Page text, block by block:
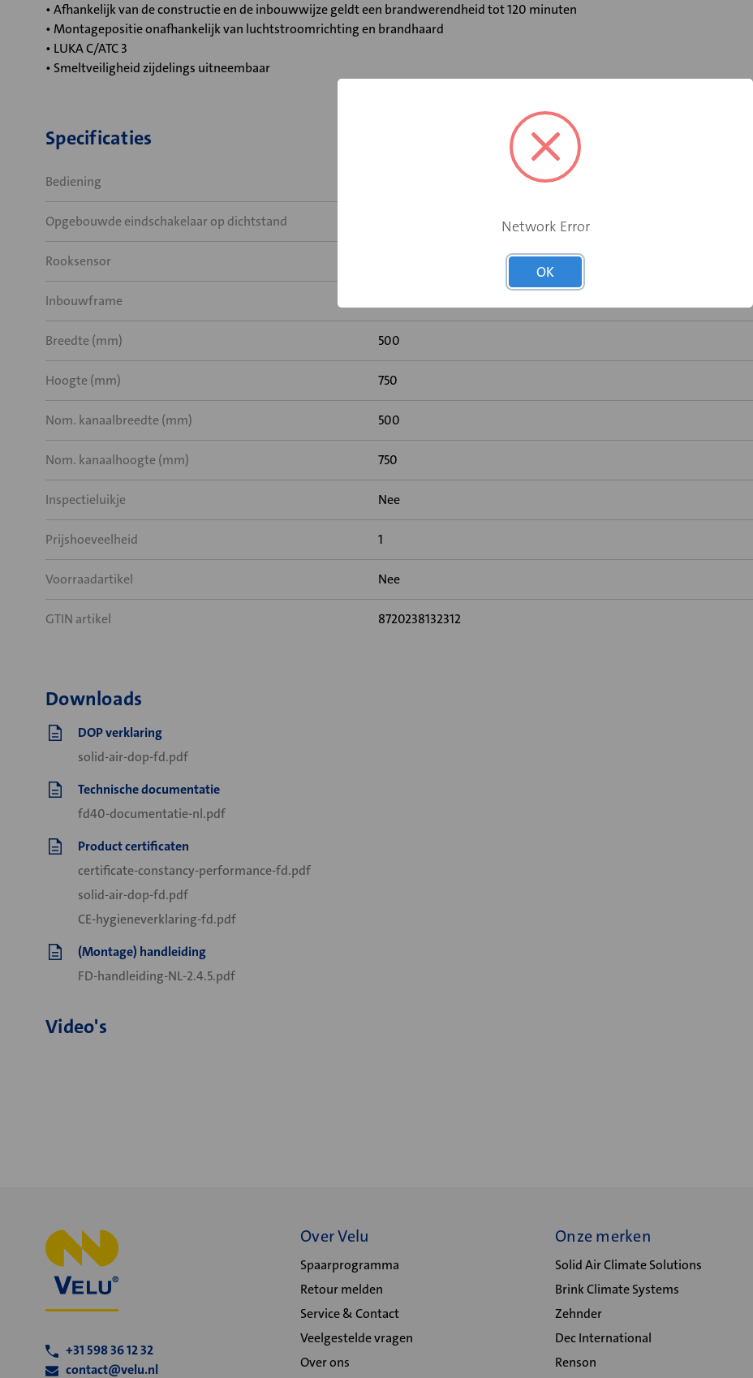
• Afhankelijk van de constructie en de inbouwwijze geldt een brandwerendheid tot 120 minuten
• Montagepositie onafhankelijk van luchtstroomrichting en brandhaard
• LUKA C/ATC 3
• Smeltveiligheid zijdelings uitneembaar
Specificaties
Bediening
Opgebouwde eindschakelaar op dichtstand
Rooksensor
Inbouwframe
Breedte (mm) 500
Hoogte (mm) 750
Nom. kanaalbreedte (mm) 500
Nom. kanaalhoogte (mm) 750
Inspectieluikje Nee
Prijshoeveelheid 1
Voorraadartikel Nee
GTIN artikel 8720238132312
Downloads
DOP verklaring
solid-air-dop-fd.pdf
Technische documentatie
fd40-documentatie-nl.pdf
Product certificaten
certificate-constancy-performance-fd.pdf
solid-air-dop-fd.pdf
CE-hygieneverklaring-fd.pdf
(Montage) handleiding
FD-handleiding-NL-2.4.5.pdf
Video's
+31 598 36 12 32
contact@velu.nl
Over Velu
Spaarprogramma
Retour melden
Service & Contact
Veelgestelde vragen
Over ons
Onze merken
Solid Air Climate Solutions
Brink Climate Systems
Zehnder
Dec International
Renson
Network Error
OK